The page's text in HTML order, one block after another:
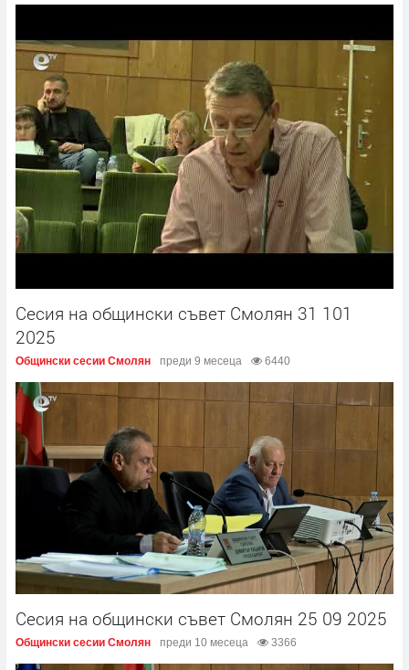
Сесия на общински съвет Смолян 31 101
2025
Общински сесии Смолян преди 9 месеца 6440
Сесия на общински съвет Смолян 25 09 2025
Общински сесии Смолян преди 10 месеца 3366